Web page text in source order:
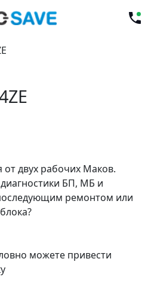
двух рабочих Маков.
БП, МБ и
ремонтом или
можете привести